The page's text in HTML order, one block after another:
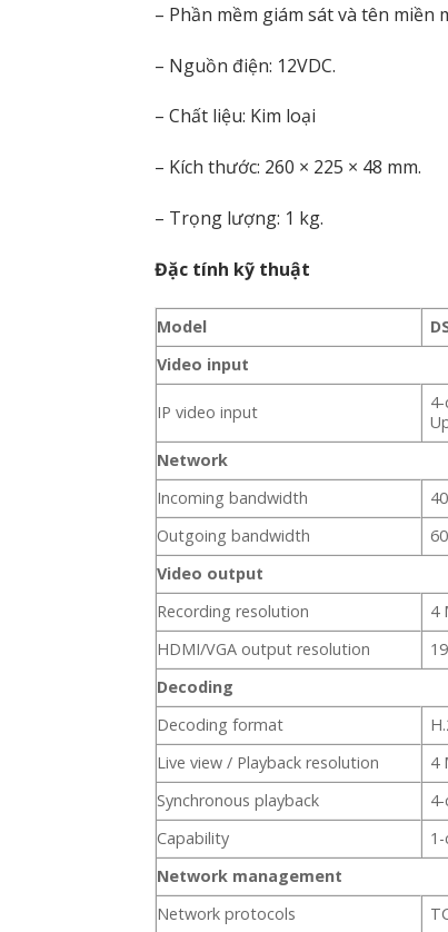
– Phần mềm giám sát và tên miền
– Nguồn điện: 12VDC.
– Chất liệu: Kim loại
– Kích thước: 260 × 225 × 48 mm.
– Trọng lượng: 1 kg.
Đặc tính kỹ thuật
Model
Video input
IP video input
4-
Network
Incoming bandwidth
Outgoing bandwidth
Video output
Recording resolution
4
HDMI/VGA output resolution
Decoding
Decoding format
Live view / Playback resolution
4
Synchronous playback
4-
Capability
Network management
Network protocols